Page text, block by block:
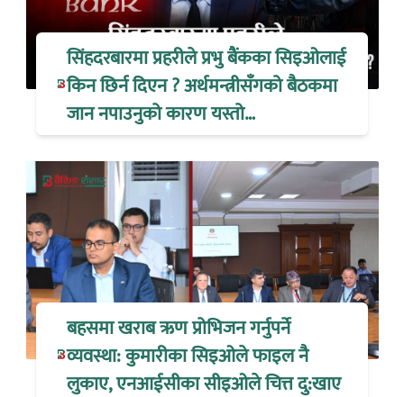
सिंहदरबारमा प्रहरीले प्रभु बैंकका सिइओलाई
किन छिर्न दिएन ? अर्थमन्त्रीसँगको बैठकमा
जान नपाउनुको कारण यस्तो…
बहसमा खराब ऋण प्रोभिजन गर्नुपर्ने
व्यवस्था: कुमारीका सिइओले फाइल नै
लुकाए, एनआईसीका सीइओले चित्त दु:खाए